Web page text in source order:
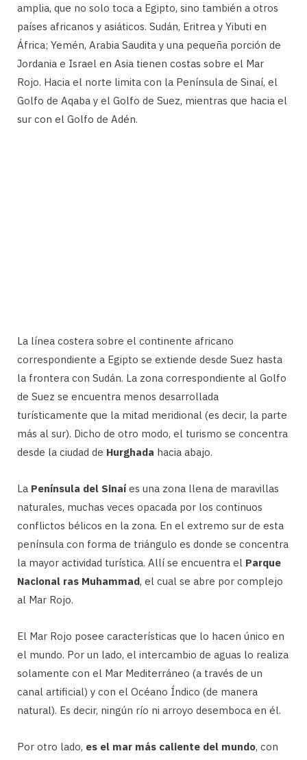
amplia, que no solo toca a Egipto, sino también a otros
países africanos y asiáticos. Sudán, Eritrea y Yibuti en
África; Yemén, Arabia Saudita y una pequeña porción de
Jordania e Israel en Asia tienen costas sobre el Mar
Rojo. Hacia el norte limita con la Península de Sinaí, el
Golfo de Aqaba y el Golfo de Suez, mientras que hacia el
sur con el Golfo de Adén.
La línea costera sobre el continente africano
correspondiente a Egipto se extiende desde Suez hasta
la frontera con Sudán. La zona correspondiente al Golfo
de Suez se encuentra menos desarrollada
turísticamente que la mitad meridional (es decir, la parte
más al sur). Dicho de otro modo, el turismo se concentra
desde la ciudad de Hurghada hacia abajo.
La Península del Sinaíes una zona llena de maravillas
naturales, muchas veces opacada por los continuos
conflictos bélicos en la zona. En el extremo sur de esta
península con forma de triángulo es donde se concentra
la mayor actividad turística. Allí se encuentra el Parque
Nacional ras Muhammad, el cual se abre por complejo
al Mar Rojo.
El Mar Rojo posee características que lo hacen único en
el mundo. Por un lado, el intercambio de aguas lo realiza
solamente con el Mar Mediterráneo (a través de un
canal artificial) y con el Océano Índico (de manera
natural). Es decir, ningún río ni arroyo desemboca en él.
Por otro lado, es el mar más caliente del mundo, con